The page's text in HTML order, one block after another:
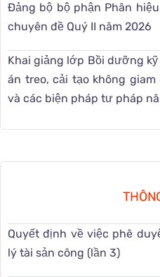
Đảng bộ bộ phận Phân
chuyên đề Quý II năm 2026
Khai giảng lớp Bồi dưỡng
án treo, cải tạo không
và các biện pháp tư pháp
Quyết định về việc phê
lý tài sản công (lần 3)